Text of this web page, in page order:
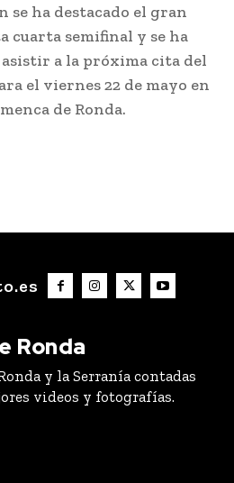
se ha destacado el gran
cuarta semifinal y se ha
a la próxima cita del
el viernes 22 de mayo en
de Ronda.
Ronda
y la Serranía contadas
videos y fotografías.